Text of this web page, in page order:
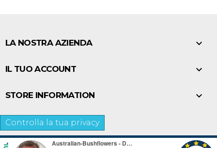
LA NOSTRA AZIENDA 
IL TUO ACCOUNT 
STORE INFORMATION 
Controlla la tua privacy